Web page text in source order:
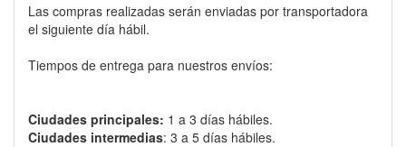
Las compras realizadas serán enviadas por transportadora
el siguiente día hábil.
Tiempos de entrega para nuestros envíos:
Ciudades principales: 1 a 3 días hábiles.
Ciudades intermedias: 3 a 5 días hábiles.